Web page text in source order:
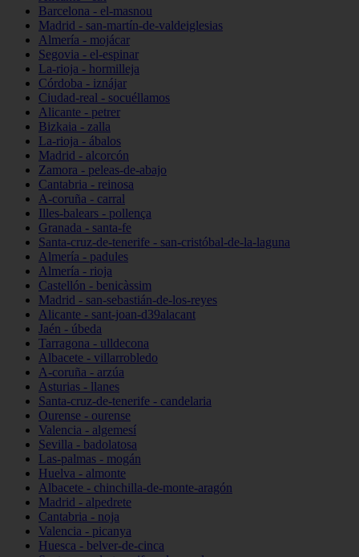
Barcelona - el-masnou
Madrid - san-martín-de-valdeiglesias
Almería - mojácar
Segovia - el-espinar
La-rioja - hormilleja
Córdoba - iznájar
Ciudad-real - socuéllamos
Alicante - petrer
Bizkaia - zalla
La-rioja - ábalos
Madrid - alcorcón
Zamora - peleas-de-abajo
Cantabria - reinosa
A-coruña - carral
Illes-balears - pollença
Granada - santa-fe
Santa-cruz-de-tenerife - san-cristóbal-de-la-laguna
Almería - padules
Almería - rioja
Castellón - benicàssim
Madrid - san-sebastián-de-los-reyes
Alicante - sant-joan-d39alacant
Jaén - úbeda
Tarragona - ulldecona
Albacete - villarrobledo
A-coruña - arzúa
Asturias - llanes
Santa-cruz-de-tenerife - candelaria
Ourense - ourense
Valencia - algemesí
Sevilla - badolatosa
Las-palmas - mogán
Huelva - almonte
Albacete - chinchilla-de-monte-aragón
Madrid - alpedrete
Cantabria - noja
Valencia - picanya
Huesca - belver-de-cinca